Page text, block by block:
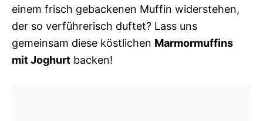
einem frisch gebackenen Muffin widerstehen,
der so verführerisch duftet? Lass uns
gemeinsam diese köstlichen Marmormuffins
mit Joghurt backen!